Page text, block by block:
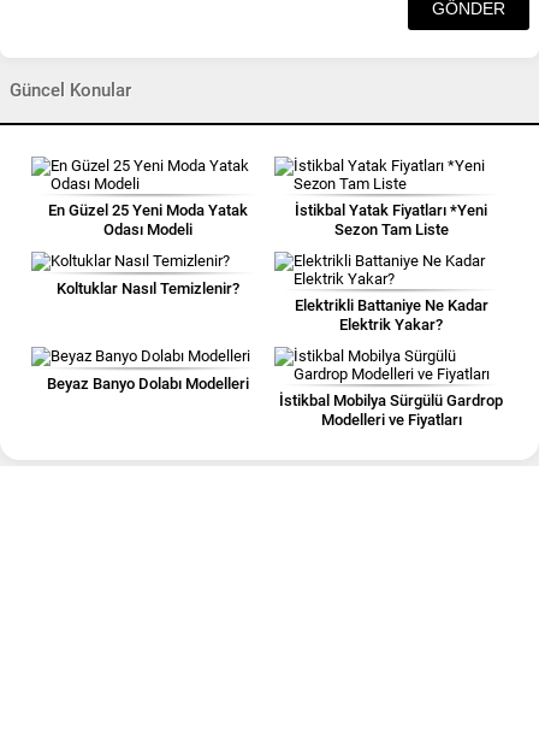
Güncel Konular
En Güzel 25 Yeni Moda Yatak
Odası Modeli
İstikbal Yatak Fiyatları *Yeni
Sezon Tam Liste
Koltuklar Nasıl Temizlenir?
Elektrikli Battaniye Ne Kadar
Elektrik Yakar?
Beyaz Banyo Dolabı Modelleri
İstikbal Mobilya Sürgülü Gardrop
Modelleri ve Fiyatları